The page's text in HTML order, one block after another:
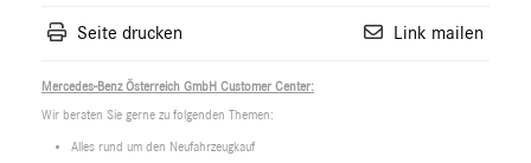
Seite drucken Link mailen
Mercedes-Benz Österreich GmbH Customer Center:
Wir beraten Sie gerne zu folgenden Themen:
Alles rund um den Neufahrzeugkauf